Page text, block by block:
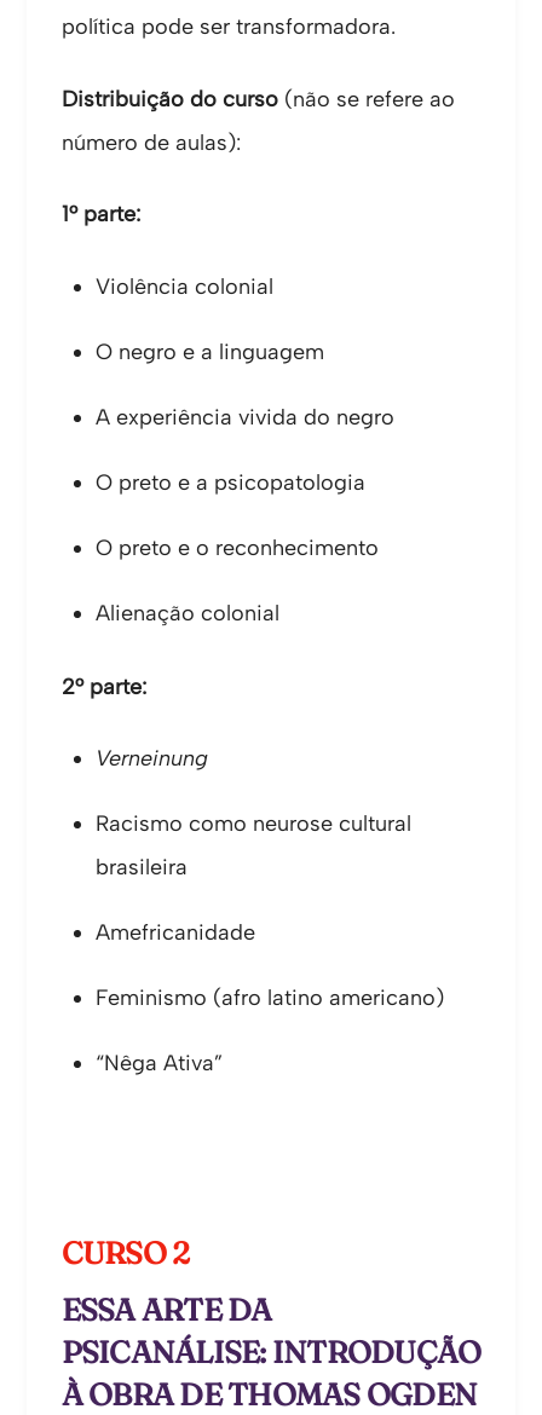
política pode ser transformadora.
Distribuição do curso (não se refere ao
número de aulas):
1° parte:
Violência colonial
O negro e a linguagem
A experiência vivida do negro
O preto e a psicopatologia
O preto e o reconhecimento
Alienação colonial
2° parte:
Verneinung
Racismo como neurose cultural
brasileira
Amefricanidade
Feminismo (afro latino americano)
“Nêga Ativa”
CURSO 2
ESSA ARTE DA
PSICANÁLISE: INTRODUÇÃO
À OBRA DE THOMAS OGDEN